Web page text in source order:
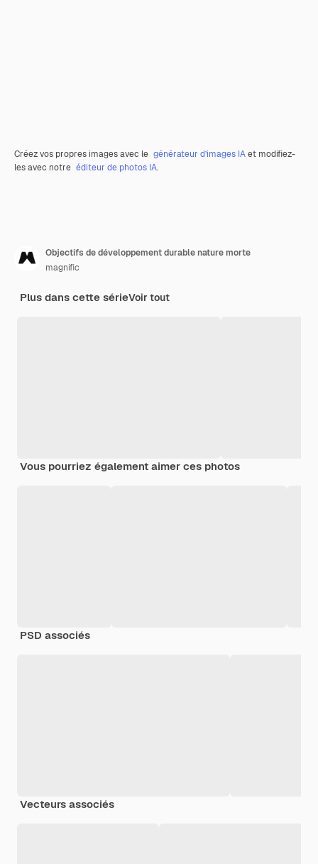
Créez vos propres images avec le générateur d’images IAet modifiez-
les avec notre éditeur de photos IA.
Objectifs de développement durable nature morte
magnific
Plus dans cette sérieVoir tout
Vous pourriez également aimer ces photos
PSD associés
Vecteurs associés